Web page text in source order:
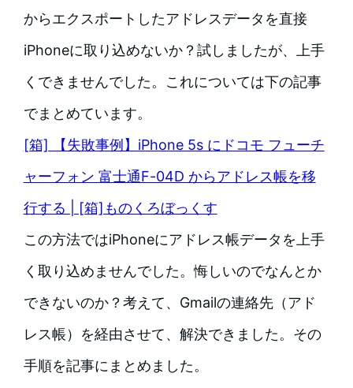
からエクスポートしたアドレスデータを直接
iPhoneに取り込めないか？試しましたが、上手
くできませんでした。これについては下の記事
でまとめています。
[箱] 【失敗事例】iPhone 5s にドコモ フューチ
ャーフォン 富士通F-04D からアドレス帳を移
行する | [箱]ものくろぼっくす
この方法ではiPhoneにアドレス帳データを上手
く取り込めませんでした。悔しいのでなんとか
できないのか？考えて、Gmailの連絡先（アド
レス帳）を経由させて、解決できました。その
手順を記事にまとめました。